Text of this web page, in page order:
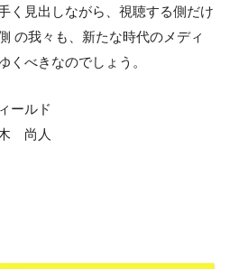
く見出しながら、視聴する側だけ
の我々も、新たな時代のメディ
くべきなのでしょう。
ールド
尚人